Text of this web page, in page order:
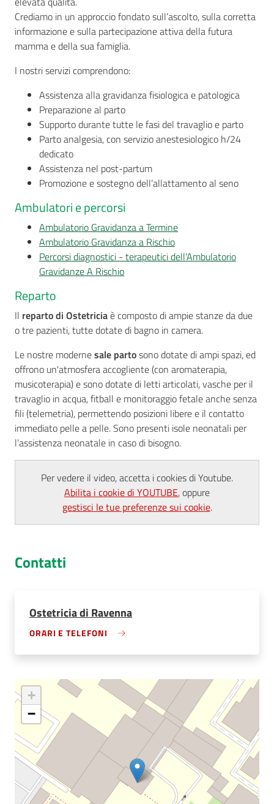
Seguici
su
Crediamo in un approccio fondato sull’ascolto, sulla corretta
informazione e sulla partecipazione attiva della futura
mamma e della sua famiglia.
I nostri servizi comprendono:
Assistenza alla gravidanza fisiologica e patologica
Preparazione al parto
Supporto durante tutte le fasi del travaglio e parto
Parto analgesia, con servizio anestesiologico h/24
dedicato
Assistenza nel post-partum
Promozione e sostegno dell’allattamento al seno
Ambulatori e percorsi
Ambulatorio Gravidanza a Termine
Ambulatorio Gravidanza a Rischio
Percorsi diagnostici - terapeutici dell'Ambulatorio
Gravidanze A Rischio
Reparto
Il reparto di Ostetriciaè composto di ampie stanze da due
o tre pazienti, tutte dotate di bagno in camera.
Le nostre modernesale partosono dotate di ampi spazi, ed
offrono un'atmosfera accogliente (con aromaterapia,
musicoterapia) e sono dotate di letti articolati, vasche per il
travaglio in acqua, fitball e monitoraggio fetale anche senza
fili (telemetria), permettendo posizioni libere e il contatto
immediato pelle a pelle. Sono presenti isole neonatali per
l’assistenza neonatale in caso di bisogno.
Per vedere il video, accetta i cookies di Youtube.
Abilita i cookie di YOUTUBE, oppure
gestisci le tue preferenze sui cookie.
Contatti
Ostetricia di Ravenna
ORARI E TELEFONI
+
−